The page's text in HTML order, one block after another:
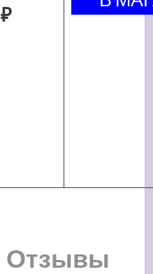
₽
Отзывы